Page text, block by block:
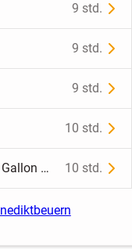
9 std.
9 std.
9 std.
10 std.
Vintage Jim Beam 5 Years Old – Half Gallon – vermutlich 1970er-Jahre 10 std.